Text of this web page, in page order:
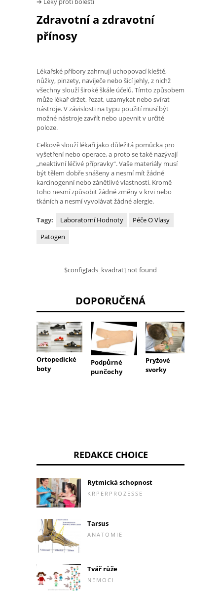
Zdravotní a zdravotní
přínosy
Lékařské příbory zahrnují uchopovací kleště,
nůžky, pinzety, navíječe nebo šicí jehly, z nichž
všechny slouží široké škále účelů. Tímto způsobem
může lékař držet, řezat, uzamykat nebo svírat
nástroje. V závislosti na typu použití musí být
možné nástroje zavřít nebo upevnit v určité
poloze.
Celkově slouží lékaři jako důležitá pomůcka pro
vyšetření nebo operace, a proto se také nazývají
„neaktivní léčivé přípravky“. Vaše materiály musí
být tělem dobře snášeny a nesmí mít žádné
karcinogenní nebo zánětlivé vlastnosti. Kromě
toho nesmí způsobit žádné změny v krvi nebo
tkáních a nesmí vyvolávat žádné alergie.
Tagy: Laboratorní Hodnoty
Péče O Vlasy
Patogen
$config[ads_kvadrat] not found
DOPORUČENÁ
Ortopedické
boty
Podpůrné
punčochy
Pryžové
svorky
REDAKCE CHOICE
Rytmická schopnost
KRPERPROZESSE
Tarsus
ANATOMIE
Tvář růže
NEMOCI